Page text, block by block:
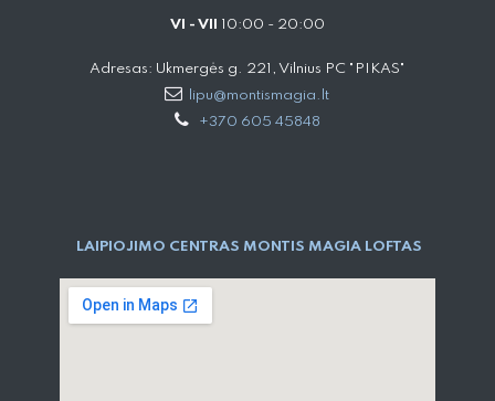
VI - VII 10:00 - 20:00
Adresas: Ukmergės g. 221, Vilnius PC "PIKAS"
lipu@montismagia.lt
+370 605 45848
LAIPIOJIMO CENTRAS MONTIS MAGIA LOFTAS